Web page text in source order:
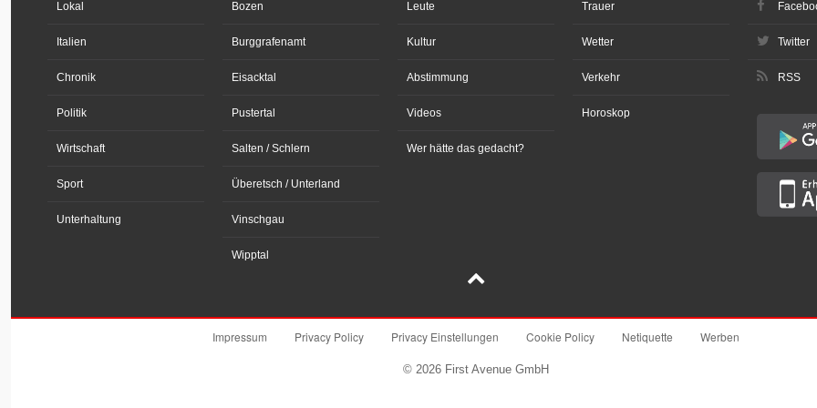
Lokal
Italien
Chronik
Politik
Wirtschaft
Sport
Unterhaltung
Bozen
Burggrafenamt
Eisacktal
Pustertal
Salten / Schlern
Überetsch / Unterland
Vinschgau
Wipptal
Leute
Kultur
Abstimmung
Videos
Wer hätte das gedacht?
Trauer
Wetter
Verkehr
Horoskop
Twitter
RSS
Impressum Privacy Policy Privacy Einstellungen Cookie Policy Netiquette Werben
© 2026 First Avenue GmbH